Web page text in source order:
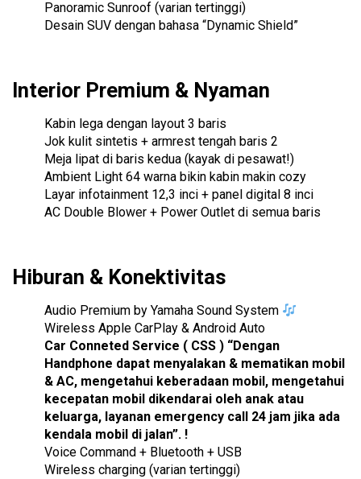
Panoramic Sunroof (varian tertinggi)
Desain SUV dengan bahasa “Dynamic Shield”
Interior Premium & Nyaman
Kabin lega dengan layout 3 baris
Jok kulit sintetis + armrest tengah baris 2
Meja lipat di baris kedua (kayak di pesawat!)
Ambient Light 64 warna bikin kabin makin cozy
Layar infotainment 12,3 inci + panel digital 8 inci
AC Double Blower + Power Outlet di semua baris
Hiburan & Konektivitas
Audio Premium by Yamaha Sound System
Wireless Apple CarPlay & Android Auto
Car Conneted Service ( CSS ) “Dengan
Handphone dapat menyalakan & mematikan mobil
& AC, mengetahui keberadaan mobil, mengetahui
kecepatan mobil dikendarai oleh anak atau
keluarga, layanan emergency call 24 jam jika ada
kendala mobil di jalan”. !
Voice Command + Bluetooth + USB
Wireless charging (varian tertinggi)